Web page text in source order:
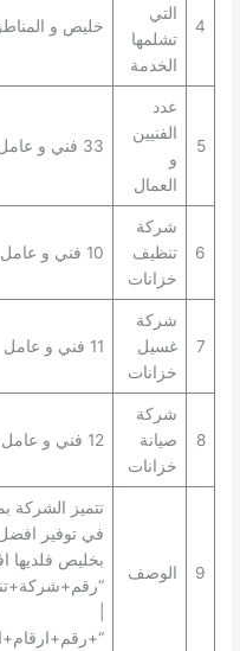
4
التي
تشلمها
الخدمة
خليص و
5
عدد
الفنيين
و
العمال
33 فني و عامل
6
شركة
تنظيف
خزانات
10 فني و عامل
7
شركة
غسيل
خزانات
11 فني و عامل
8
شركة
صيانة
خزانات
12 فني و عامل
9 الوصف
تتميز الشركة
في توفير
بخليص فلديها